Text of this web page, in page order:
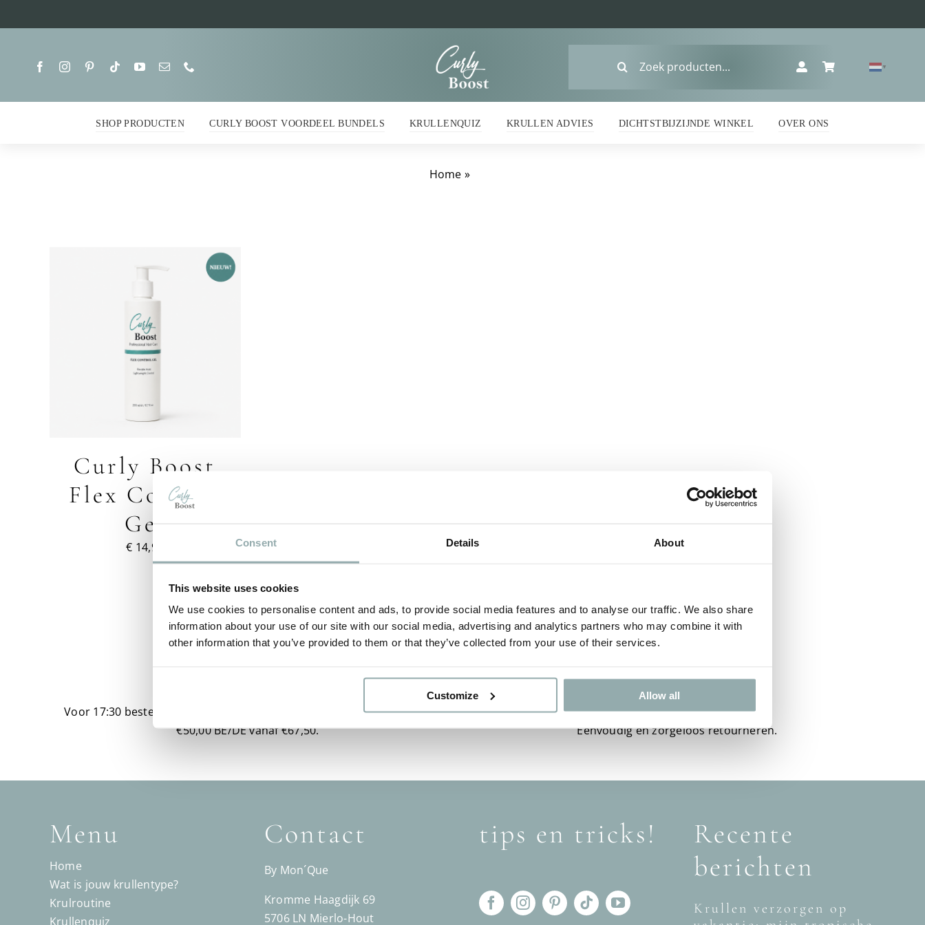
Consent Details About
This website uses cookies
We use cookies to personalise content and ads, to provide social media features and to analyse our traffic. We also share
information about your use of our site with our social media, advertising and analytics partners who may combine it with
other information that you’ve provided to them or that they’ve collected from your use of their services.
Customize Allow all
naar
Zoeken
naar:
▼
SHOP PRODUCTEN CURLY BOOST VOORDEEL BUNDELS KRULLENQUIZ KRULLEN ADVIES DICHTSTBIJZIJNDE WINKEL OVER ONS
Home »
Curly Boost
Flex Control
Gel
€ 14,95
Voor 17:30 besteld? Vandaag verzonden!
Gratis verzending: NL vanaf
€50,00 BE/DE vanaf €67,50.
Retouren
14 dagen bedenktijd.
Eenvoudig en zorgeloos retourneren.
Menu
Home
Wat is jouw krullentype?
Krulroutine
Krullenquiz
Contact
By Mon´Que
Kromme Haagdijk 69
5706 LN Mierlo-Hout
tips en tricks!
Recente
berichten
Krullen verzorgen op